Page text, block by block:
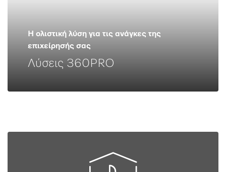
Η ολιστική λύση για τις ανάγκες της
επιχείρησής σας
Λύσεις 360PRO